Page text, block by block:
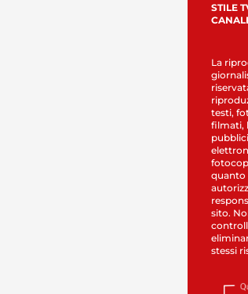
STILE
La
testi,
filmati,
quanto
sito.
stessi